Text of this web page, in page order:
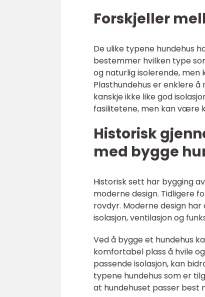
Forskjeller
De ulike typene hundehus
bestemmer hvilken type
og naturlig isolerende, men
Plasthundehus er enklere
kanskje ikke like god
fasilitetene, men kan være
Historisk
med bygge
Historisk sett har bygging
moderne design. Tidligere
rovdyr. Moderne design
isolasjon, ventilasjon og
Ved å bygge et hundehus
komfortabel plass å hvile
passende isolasjon, kan
typene hundehus som er
at hundehuset passer best